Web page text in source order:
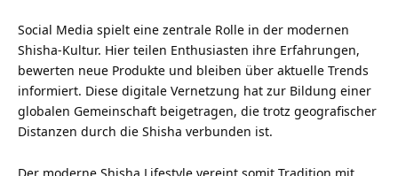
Social Media spielt eine zentrale Rolle in der modernen
Shisha-Kultur. Hier teilen Enthusiasten ihre Erfahrungen,
bewerten neue Produkte und bleiben über aktuelle Trends
informiert. Diese digitale Vernetzung hat zur Bildung einer
globalen Gemeinschaft beigetragen, die trotz geografischer
Distanzen durch die Shisha verbunden ist.